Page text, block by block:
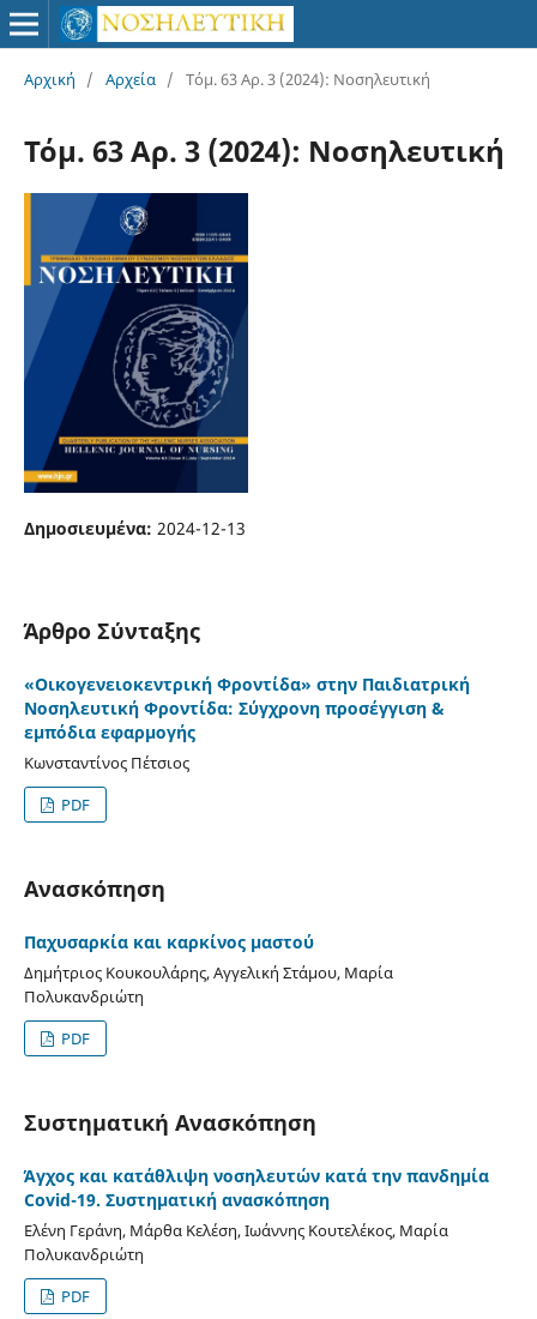
Αρχική / Αρχεία / Τόμ. 63 Αρ. 3 (2024): Νοσηλευτική
Τόμ. 63 Αρ. 3 (2024): Νοσηλευτική
Δημοσιευμένα: 2024-12-13
Άρθρο Σύνταξης
«Οικογενειοκεντρική Φροντίδα» στην Παιδιατρική
Νοσηλευτική Φροντίδα: Σύγχρονη προσέγγιση &
εμπόδια εφαρμογής
Κωνσταντίνος Πέτσιος
PDF
Ανασκόπηση
Παχυσαρκία και καρκίνος μαστού
Δημήτριος Κουκουλάρης, Αγγελική Στάμου, Μαρία
Πολυκανδριώτη
PDF
Συστηματική Ανασκόπηση
Άγχος και κατάθλιψη νοσηλευτών κατά την πανδημία
Covid-19. Συστηματική ανασκόπηση
Ελένη Γεράνη, Μάρθα Κελέση, Ιωάννης Κουτελέκος, Μαρία
Πολυκανδριώτη
PDF